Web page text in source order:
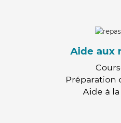
Aide aux
Préparation
Aide à